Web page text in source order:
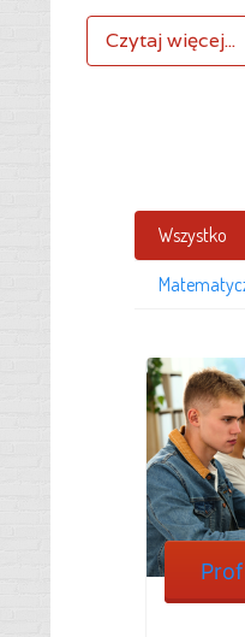
Czytaj więcej...
Wszystko